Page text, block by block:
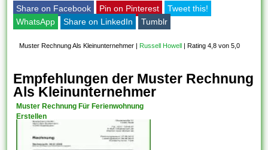
Share on Facebook Pin on Pinterest
Tweet this!
WhatsApp
Share on LinkedIn Tumblr
Muster Rechnung Als Kleinunternehmer Russell Howell Rating 4,8 von 5,0
Empfehlungen der Muster Rechnung
Als Kleinunternehmer
Muster Rechnung Für Ferienwohnung
Erstellen